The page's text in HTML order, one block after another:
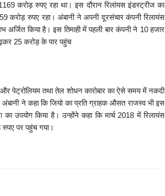
करोड़ रुपए रहा था। इस दौरान रिलांयस इंडस्ट्रीज का
करोड़ रुपए रहा। अंबानी ने अपनी दूरसंचार कंपनी रिलायंस
किया है। इस तिमाही में पहली बार कंपनी ने 10 हजार
25 करोड़ के पार पहुंच
पेट्रोलियम तथा तेल शोधन कारोबार का ऐसे समय में नकदी
अंबानी ने कहा कि जियो का प्रति ग्राहक औसत राजस्व भी इस
उपयोग किया है। उन्होंने कहा कि मार्च 2018 में रिलायंस
पर पहुंच गया।